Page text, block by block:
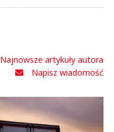
Najnowsze artykuły autora
Napisz wiadomość